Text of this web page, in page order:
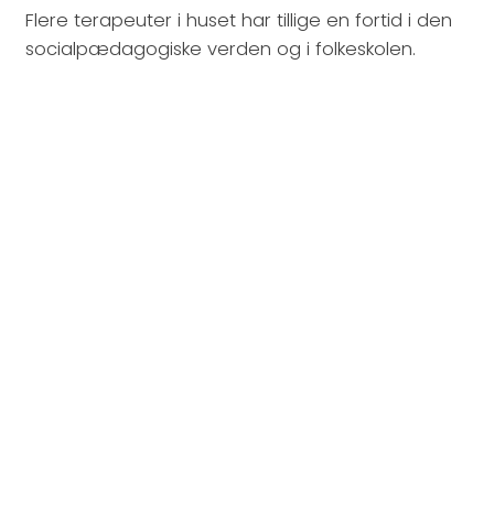
Flere terapeuter i huset har tillige en fortid i den
socialpædagogiske verden og i folkeskolen.